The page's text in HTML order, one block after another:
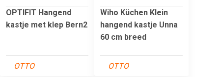
OPTIFIT Hangend
kastje met klep Bern2
OTTO
Wiho Küchen Klein
hangend kastje Unna
60 cm breed
OTTO